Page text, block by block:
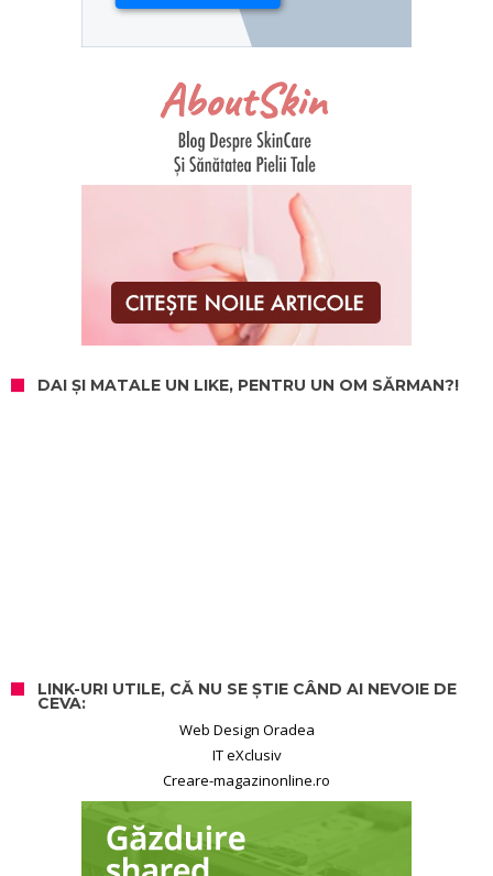
DAI ȘI MATALE UN LIKE, PENTRU UN OM SĂRMAN?!
LINK-URI UTILE, CĂ NU SE ȘTIE CÂND AI NEVOIE DE
CEVA:
Web Design Oradea
IT eXclusiv
Creare-magazinonline.ro